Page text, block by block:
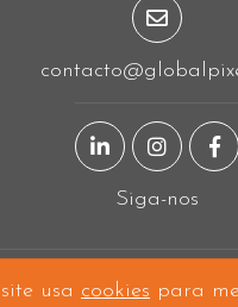
PáginaPágina
Siga-nos
emLinda-a-Velhae a
usa cookies para